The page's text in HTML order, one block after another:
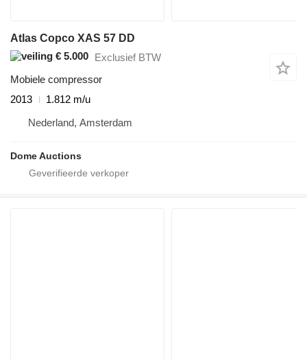
Atlas Copco XAS 57 DD
€ 5.000 Exclusief BTW
Mobiele compressor
2013
1.812 m/u
Nederland, Amsterdam
Dome Auctions